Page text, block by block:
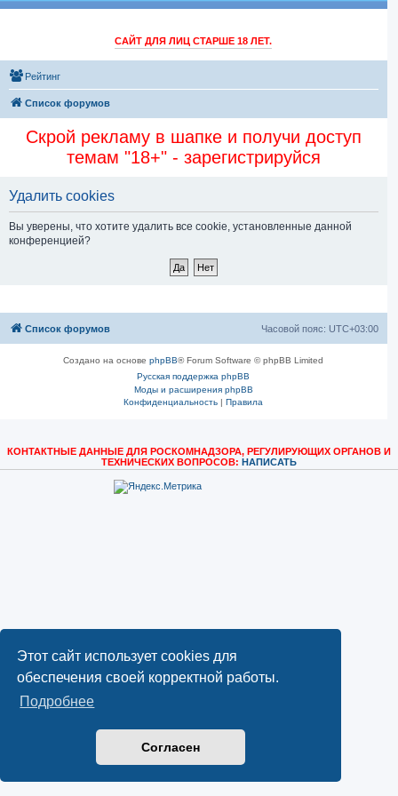
Этот сайт использует cookies для
обеспечения своей корректной работы.
Подробнее
Согласен
САЙТ ДЛЯ ЛИЦ СТАРШЕ 18 ЛЕТ.
Рейтинг
Список форумов
Скрой рекламу в шапке и получи доступ
темам "18+" - зарегистрируйся
Удалить cookies
Вы уверены, что хотите удалить все cookie, установленные данной
конференцией?
Список форумов Часовой пояс: UTC+03:00
Создано на основеphpBB® Forum Software © phpBB Limited
Русская поддержка phpBB
Моды и расширения phpBB
Конфиденциальность |Правила
КОНТАКТНЫЕ ДАННЫЕ ДЛЯ РОСКОМНАДЗОРА, РЕГУЛИРУЮЩИХ ОРГАНОВ И
ТЕХНИЧЕСКИХ ВОПРОСОВ: НАПИСАТЬ